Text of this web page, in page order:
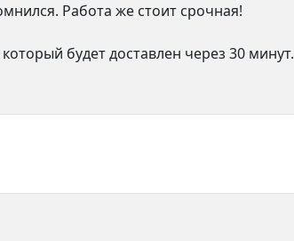
Работа же стоит срочная!
будет доставлен через 30 минут.